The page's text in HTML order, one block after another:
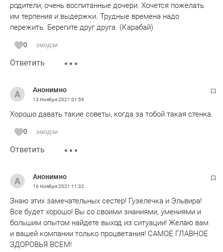
родители, очень воспитанные дочери. Хочется пожелать
им терпения и выдержки. Трудные времена надо
пережить. Берегите друг друга. (Карабай)
0 эмодзи
Ответить
Анонимно
13 Ноября 2021 01:59
Хорошо давать такие советы, когда за тобой такая стенка.
0 эмодзи
Ответить
Анонимно
16 Ноября 2021 11:32
Знаю этих замечательных сестер! Гузелечка и Эльвира!
Все будет хорошо! Вы со своими знаниями, умениями и
большим опытом найдете выход из ситуации! Желаю вам
и вашей компании только процветания! САМОЕ ГЛАВНОЕ
ЗДОРОВЬЯ ВСЕМ!